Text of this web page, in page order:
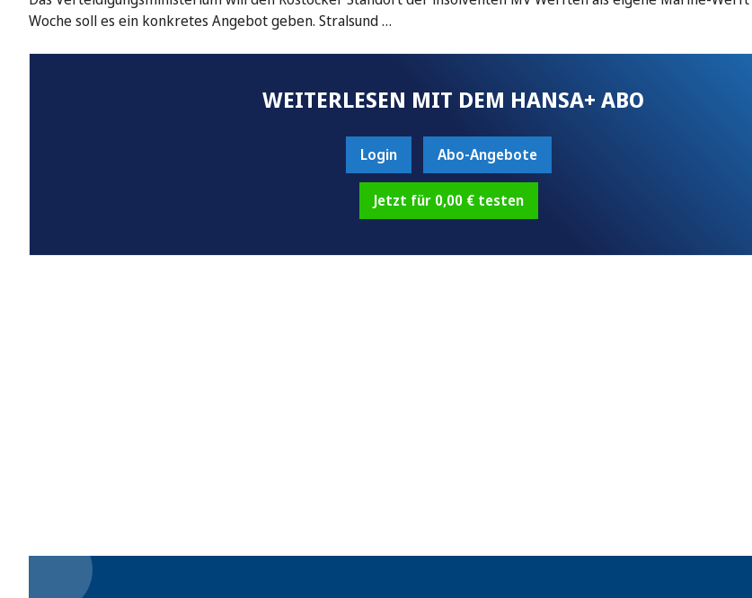
Woche soll es ein konkretes Angebot geben. Stralsund …
WEITERLESEN MIT DEM HANSA+ ABO
Login Abo-Angebote
Jetzt für 0,00 € testen